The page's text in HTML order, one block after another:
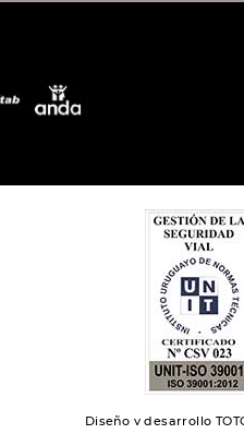
Diseño y desarrollo